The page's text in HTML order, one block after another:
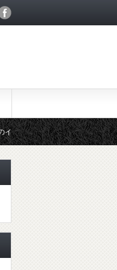
北欧らしいギフトをお